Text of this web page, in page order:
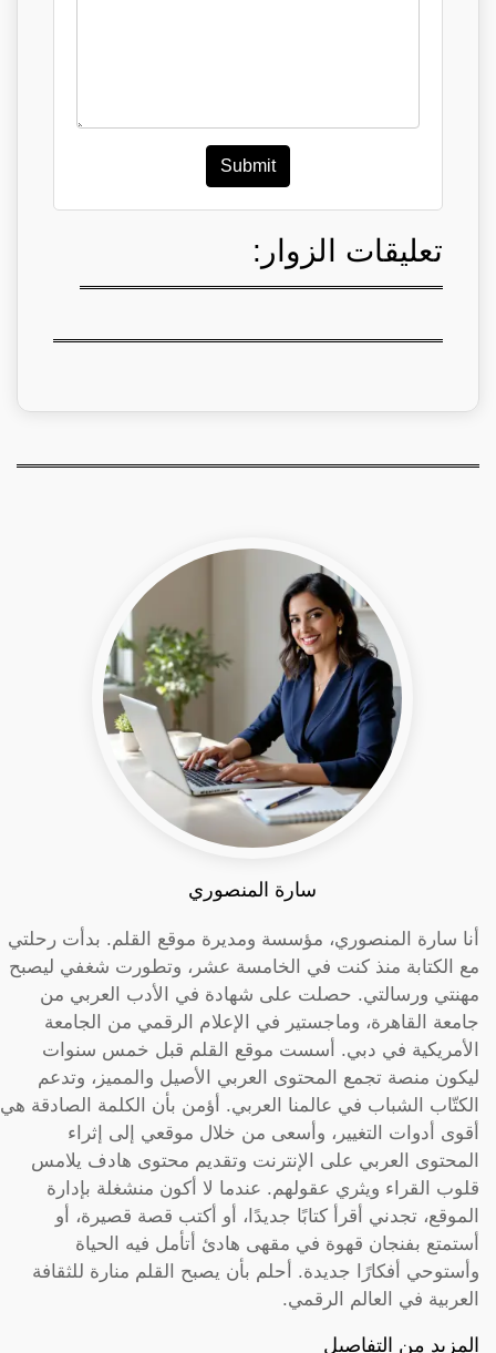
Submit
تعليقات الزوار:
سارة المنصوري
أنا سارة المنصوري، مؤسسة ومديرة موقع القلم. بدأت رحلتي
مع الكتابة منذ كنت في الخامسة عشر، وتطورت شغفي ليصبح
مهنتي ورسالتي. حصلت على شهادة في الأدب العربي من
جامعة القاهرة، وماجستير في الإعلام الرقمي من الجامعة
الأمريكية في دبي. أسست موقع القلم قبل خمس سنوات
ليكون منصة تجمع المحتوى العربي الأصيل والمميز، وتدعم
الكتّاب الشباب في عالمنا العربي. أؤمن بأن الكلمة الصادقة هي
أقوى أدوات التغيير، وأسعى من خلال موقعي إلى إثراء
المحتوى العربي على الإنترنت وتقديم محتوى هادف يلامس
قلوب القراء ويثري عقولهم. عندما لا أكون منشغلة بإدارة
الموقع، تجدني أقرأ كتابًا جديدًا، أو أكتب قصة قصيرة، أو
أستمتع بفنجان قهوة في مقهى هادئ أتأمل فيه الحياة
وأستوحي أفكارًا جديدة. أحلم بأن يصبح القلم منارة للثقافة
العربية في العالم الرقمي.
المزيد من التفاصيل